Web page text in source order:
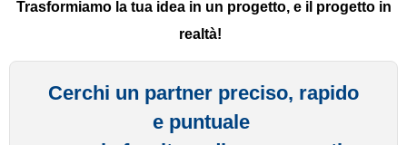
Trasformiamo la tua idea in un progetto, e il progetto in
realtà!
Cerchi un partner preciso, rapido
e puntuale